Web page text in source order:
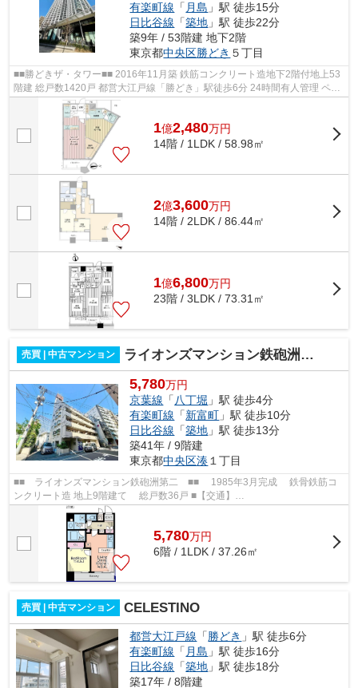
有楽町線 「 月島 」駅 徒歩15分
日比谷線 「築地 」駅 徒歩22分
築9年 / 53階建 地下2階
東京都中央区勝どき ５丁目
■■勝どきザ・タワー■■ 2016年11月築 鉄筋コンクリート造地下2階付地上53
階建 総戸数1420戸 都営大江戸線「勝どき」駅徒歩6分 24時間有人管理 ペッ
ト飼育可 ◆◆充実の共有施設（一...
1億2,480万円
14階 / 1LDK / 58.98㎡
2億3,600万円
14階 / 2LDK / 86.44㎡
1億6,800万円
23階 / 3LDK / 73.31㎡
売買 | 中古マンション ライオンズマンション鉄砲洲第二
5,780万円
京葉線 「 八丁堀 」駅 徒歩4分
有楽町線 「新富町 」駅 徒歩10分
日比谷線 「築地 」駅 徒歩13分
築41年 / 9階建
東京都中央区湊 １丁目
■■ ライオンズマンション鉄砲洲第二 ■■ 1985年3月完成 鉄骨鉄筋コ
ンクリート造 地上9階建て 総戸数36戸 ■【交通】
━━━━━━━━━━━━━━━ 東京メトロ日比谷線・JR京葉線【八丁...
5,780万円
6階 / 1LDK / 37.26㎡
売買 | 中古マンション CELESTINO
都営大江戸線 「勝どき 」駅 徒歩6分
有楽町線 「 月島 」駅 徒歩16分
日比谷線 「築地 」駅 徒歩18分
築17年 / 8階建